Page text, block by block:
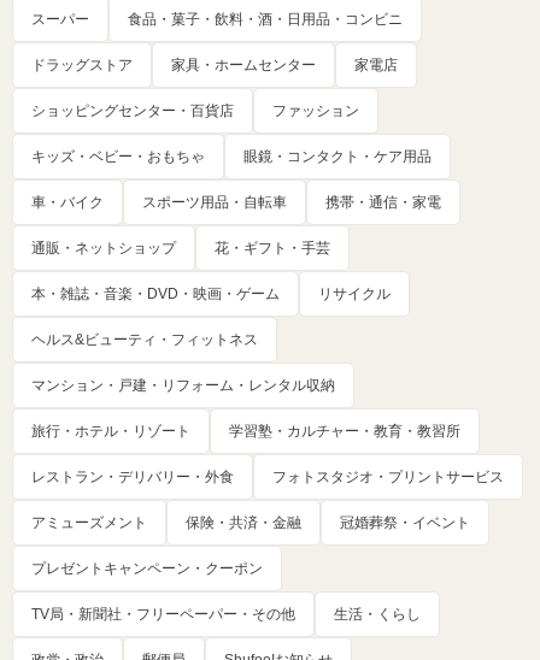
スーパー 食品・菓子・飲料・酒・日用品・コンビニ
ドラッグストア 家具・ホームセンター 家電店
ショッピングセンター・百貨店 ファッション
キッズ・ベビー・おもちゃ 眼鏡・コンタクト・ケア用品
車・バイク スポーツ用品・自転車 携帯・通信・家電
通販・ネットショップ 花・ギフト・手芸
本・雑誌・音楽・DVD・映画・ゲーム リサイクル
ヘルス&ビューティ・フィットネス
マンション・戸建・リフォーム・レンタル収納
旅行・ホテル・リゾート 学習塾・カルチャー・教育・教習所
レストラン・デリバリー・外食 フォトスタジオ・プリントサービス
アミューズメント 保険・共済・金融 冠婚葬祭・イベント
プレゼントキャンペーン・クーポン
TV局・新聞社・フリーペーパー・その他 生活・くらし